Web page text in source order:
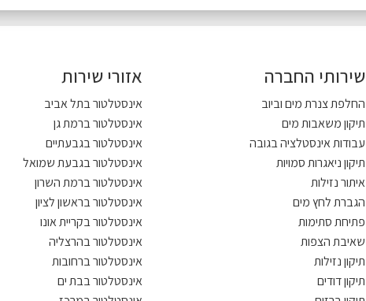
שירותי החברה
החלפת צנרת מים וביוב
תיקון משאבות מים
עבודות אינסטלציה בגובה
תיקון ניאגרות סמויות
איתור נזילות
הגברת לחץ מים
פתיחת סתימות
שאיבת הצפות
תיקון נזילות
תיקון דודים
אזורי שירות
אינסטלטור בתל אביב
אינסטלטור ברמת גן
אינסטלטור בגבעתיים
אינסטלטור בגבעת שמואל
אינסטלטור ברמת השרון
אינסטלטור בראשון לציון
אינסטלטור בקריית אונו
אינסטלטור בהרצליה
אינסטלטור ברחובות
אינסטלטור בבת ים